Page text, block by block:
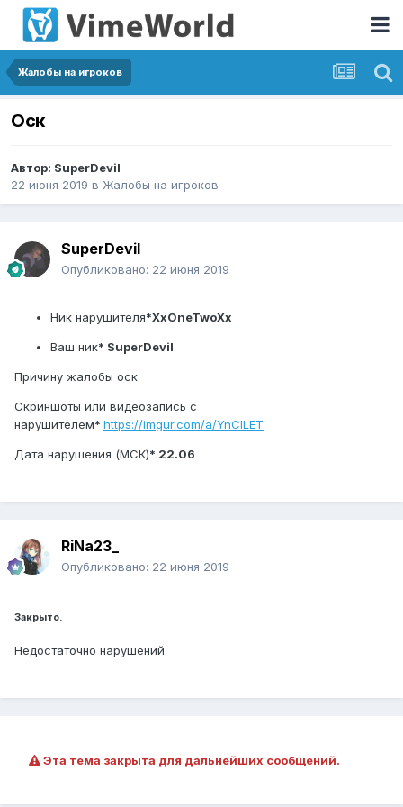
Жалобы на игроков
Оск
Автор: SuperDevil
22 июня 2019 в Жалобы на игроков
SuperDevil
Опубликовано: 22 июня 2019
Ник нарушителя*XxOneTwoXx
Ваш ник* SuperDevil
Причину жалобы оск
Скриншоты или видеозапись с
нарушителем* https://imgur.com/a/YnCILET
Дата нарушения (МСК)* 22.06
RiNa23_
Опубликовано: 22 июня 2019
Закрыто.
Недостаточно нарушений.
Эта тема закрыта для дальнейших сообщений.